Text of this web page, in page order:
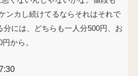
ンカし続けてるならそれはそれで
分には、どちらも一人分500円、お
から。